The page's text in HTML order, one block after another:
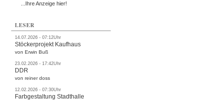
...Ihre Anzeige hier!
LESER
14.07.2026 - 07:12Uhr
Stöckerprojekt Kaufhaus
von Erwin Buß
23.02.2026 - 17:42Uhr
DDR
von reiner doss
12.02.2026 - 07:30Uhr
Farbgestaltung Stadthalle